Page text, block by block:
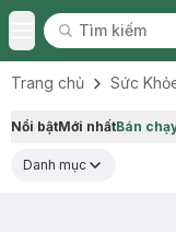
Toggle Menu
Tìm kiếm
Tìm kiếm
Trang chủ Sức
Nổi bậtMới nhấtBán
Danh mục